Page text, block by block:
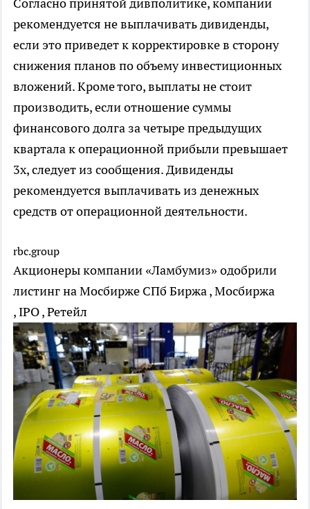
Согласно принятой дивполитике, компании
рекомендуется не выплачивать дивиденды,
если это приведет к корректировке в сторону
снижения планов по объему инвестиционных
вложений. Кроме того, выплаты не стоит
производить, если отношение суммы
финансового долга за четыре предыдущих
квартала к операционной прибыли превышает
3х, следует из сообщения. Дивиденды
рекомендуется выплачивать из денежных
средств от операционной деятельности.
rbc.group
Акционеры компании «Ламбумиз» одобрили
листинг на Мосбирже СПб Биржа , Мосбиржа
, IPO , Ретейл